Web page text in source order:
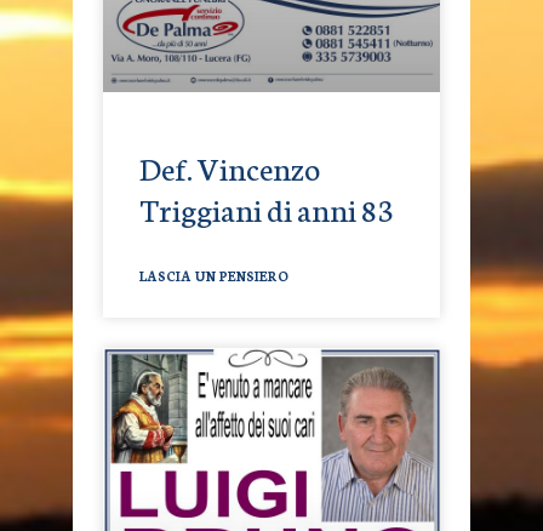
Def. Vincenzo
Triggiani di anni 83
LASCIA UN PENSIERO